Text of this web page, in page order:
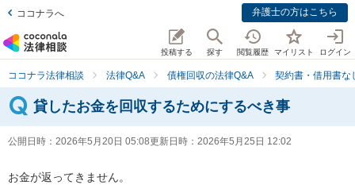
ココナラへ 弁護士の方はこちら
投稿する 探す 閲覧履歴 マイリスト ログイン
ココナラ法律相談 法律Q&A 債権回収の法律Q&A 契約書・借用書な
貸したお金を回収するためにするべき事
公開日時： 2026年5月20日 05:08更新日時： 2026年5月25日 12:02
お金が返ってきません。